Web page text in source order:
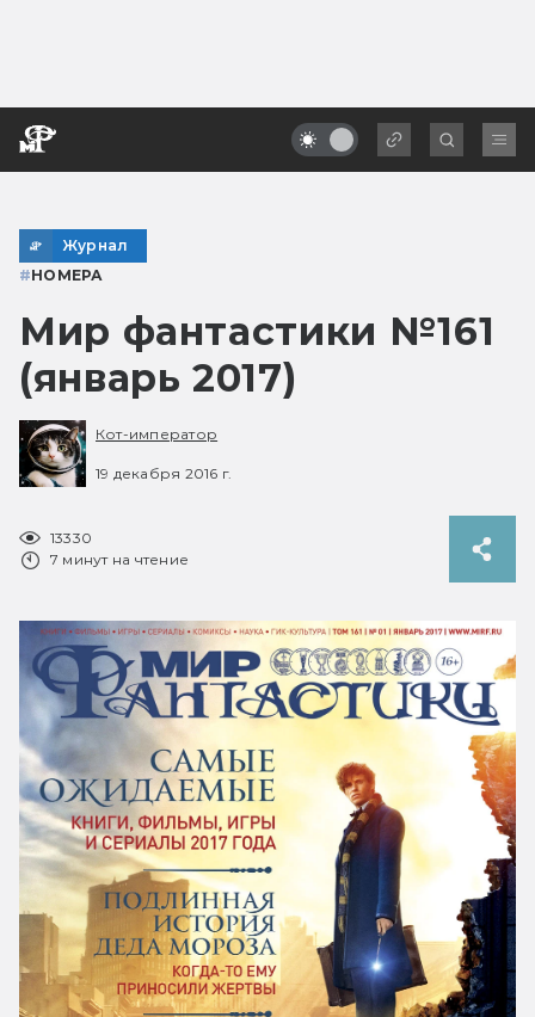
Журнал
#НОМЕРА
Мир фантастики №161
(январь 2017)
Кот-император
19 декабря 2016 г.
13330
7 минут на чтение